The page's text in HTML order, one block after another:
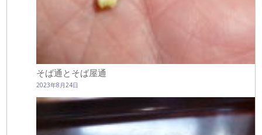
そば通とそば屋通
2023年8月24日